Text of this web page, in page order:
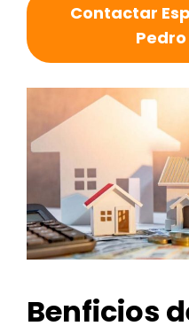
Contactar
Pedro
Benficios